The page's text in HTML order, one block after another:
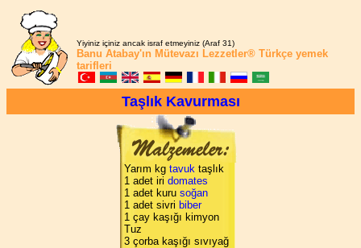
Yiyiniz içiniz ancak israf etmeyiniz (Araf 31)
Banu Atabay'ın Mütevazı Lezzetler® Türkçe yemek
tarifleri
Taşlık Kavurması
Yarım kg tavuk taşlık
1 adet iri domates
1 adet kuru soğan
1 adet sivri biber
1 çay kaşığı kimyon
Tuz
3 çorba kaşığı sıvıyağ